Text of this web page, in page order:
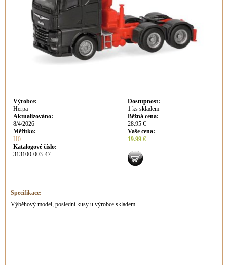
Výrobce:
Herpa
Aktualizováno:
8/4/2026
Měřítko:
H0
Katalogové číslo:
313100-003-47
Dostupnost:
1 ks skladem
Běžná cena:
28.95 €
Vaše cena:
19.99 €
Specifikace:
Výběhový model, poslední kusy u výrobce skladem